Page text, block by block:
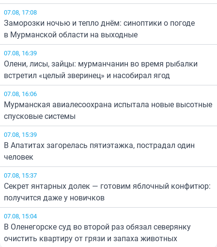
07.08, 17:08
Заморозки ночью и тепло днём: синоптики о погоде
в Мурманской области на выходные
07.08, 16:39
Олени, лисы, зайцы: мурманчанин во время рыбалки
встретил «целый зверинец» и насобирал ягод
07.08, 16:06
Мурманская авиалесоохрана испытала новые высотные
спусковые системы
07.08, 15:39
В Апатитах загорелась пятиэтажка, пострадал один
человек
07.08, 15:37
Секрет янтарных долек — готовим яблочный конфитюр:
получится даже у новичков
07.08, 15:04
В Оленегорске суд во второй раз обязал северянку
очистить квартиру от грязи и запаха животных